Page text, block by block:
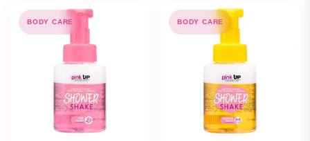
BODY CARE BODY CARE